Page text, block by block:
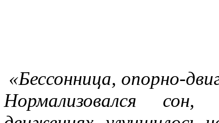
«Бессонница, опорно-
Нормализовался сон,